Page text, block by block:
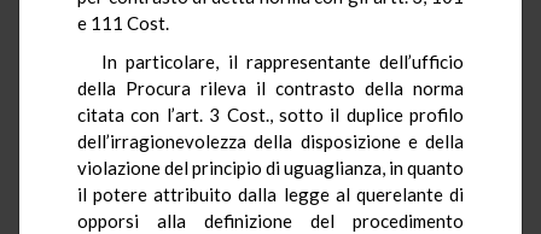
e 111 Cost.
In particolare, il rappresentante dell’ufficio
della Procura rileva il contrasto della norma
citata con l’art. 3 Cost., sotto il duplice profilo
dell’irragionevolezza della disposizione e della
violazione del principio di uguaglianza, in quanto
il potere attribuito dalla legge al querelante di
opporsi alla definizione del procedimento